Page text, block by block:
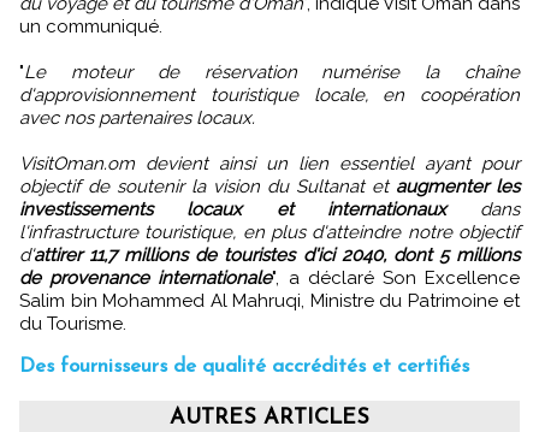
un communiqué.
"Le moteur de réservation numérise la chaîne
d'approvisionnement touristique locale, en coopération
avec nos partenaires locaux.
VisitOman.om devient ainsi un lien essentiel ayant pour
objectif de soutenir la vision du Sultanat et augmenter les
investissements locaux et internationauxdans
l'infrastructure touristique, en plus d'atteindre notre objectif
d'attirer 11,7 millions de touristes d'ici 2040, dont 5 millions
de provenance internationale", a déclaré Son Excellence
Salim bin Mohammed Al Mahruqi, Ministre du Patrimoine et
du Tourisme.
Des fournisseurs de qualité accrédités et certifiés
AUTRES ARTICLES